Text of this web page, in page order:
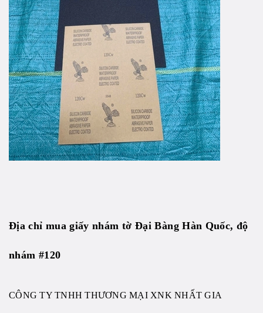
Địa chỉ mua giấy nhám tờ Đại Bàng Hàn Quốc, độ
nhám #120
CÔNG TY TNHH THƯƠNG MẠI XNK NHẤT GIA